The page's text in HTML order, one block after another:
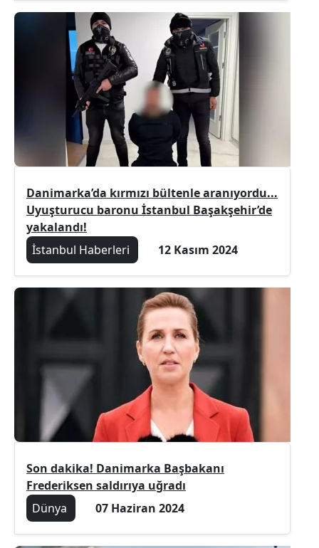
Danimarka’da kırmızı bültenle aranıyordu...
Uyuşturucu baronu İstanbul Başakşehir’de
yakalandı!
İstanbul Haberleri
12 Kasım 2024
Son dakika! Danimarka Başbakanı
Frederiksen saldırıya uğradı
Dünya
07 Haziran 2024